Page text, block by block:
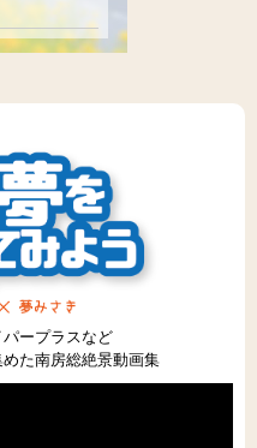
パープラスなど
た南房総絶景動画集